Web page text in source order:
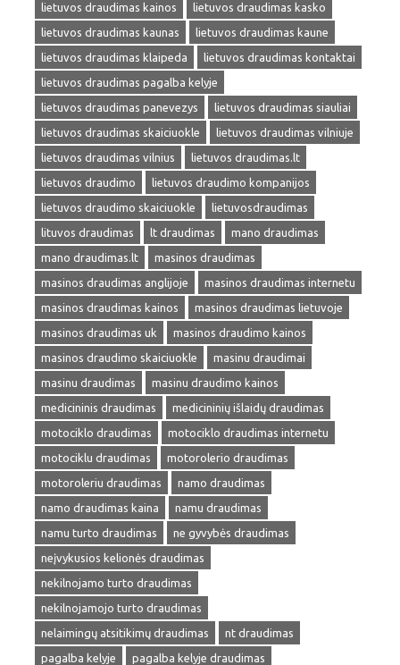
lietuvos draudimas kainos
lietuvos draudimas kasko
lietuvos draudimas kaunas
lietuvos draudimas kaune
lietuvos draudimas klaipeda
lietuvos draudimas kontaktai
lietuvos draudimas pagalba kelyje
lietuvos draudimas panevezys
lietuvos draudimas siauliai
lietuvos draudimas skaiciuokle
lietuvos draudimas vilniuje
lietuvos draudimas vilnius
lietuvos draudimas.lt
lietuvos draudimo
lietuvos draudimo kompanijos
lietuvos draudimo skaiciuokle
lietuvosdraudimas
lituvos draudimas
lt draudimas
mano draudimas
mano draudimas.lt
masinos draudimas
masinos draudimas anglijoje
masinos draudimas internetu
masinos draudimas kainos
masinos draudimas lietuvoje
masinos draudimas uk
masinos draudimo kainos
masinos draudimo skaiciuokle
masinu draudimai
masinu draudimas
masinu draudimo kainos
medicininis draudimas
medicininių išlaidų draudimas
motociklo draudimas
motociklo draudimas internetu
motociklu draudimas
motorolerio draudimas
motoroleriu draudimas
namo draudimas
namo draudimas kaina
namu draudimas
namu turto draudimas
ne gyvybės draudimas
neįvykusios kelionės draudimas
nekilnojamo turto draudimas
nekilnojamojo turto draudimas
nelaimingų atsitikimų draudimas
nt draudimas
pagalba kelyje
pagalba kelyje draudimas